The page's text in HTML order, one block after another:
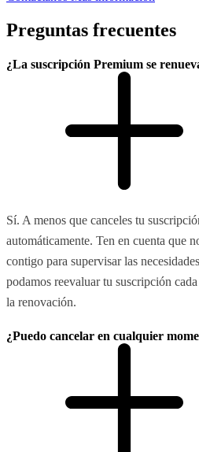
Preguntas frecuentes
¿La suscripción Premium se
Sí. A menos que canceles tu
automáticamente. Ten en cuenta que
contigo para supervisar las
podamos reevaluar tu suscripción
la renovación.
¿Puedo cancelar en cualquier